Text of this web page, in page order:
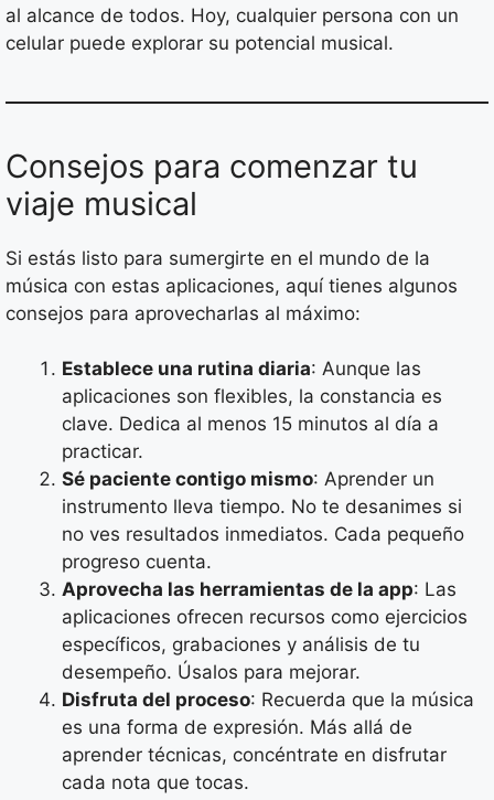
al alcance de todos. Hoy, cualquier persona con un
celular puede explorar su potencial musical.
Consejos para comenzar tu
viaje musical
Si estás listo para sumergirte en el mundo de la
música con estas aplicaciones, aquí tienes algunos
consejos para aprovecharlas al máximo:
Establece una rutina diaria: Aunque las
aplicaciones son flexibles, la constancia es
clave. Dedica al menos 15 minutos al día a
practicar.
Sé paciente contigo mismo: Aprender un
instrumento lleva tiempo. No te desanimes si
no ves resultados inmediatos. Cada pequeño
progreso cuenta.
Aprovecha las herramientas de la app: Las
aplicaciones ofrecen recursos como ejercicios
específicos, grabaciones y análisis de tu
desempeño. Úsalos para mejorar.
Disfruta del proceso: Recuerda que la música
es una forma de expresión. Más allá de
aprender técnicas, concéntrate en disfrutar
cada nota que tocas.